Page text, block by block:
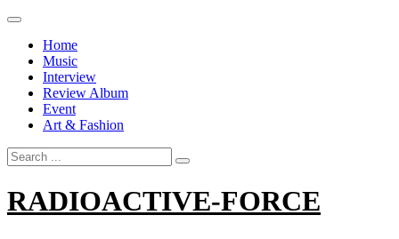
Skip
contentHome
Music
Interview
Review Album
Event
Art & Fashion
Search
for:
RADIOACTIVE-FORCE